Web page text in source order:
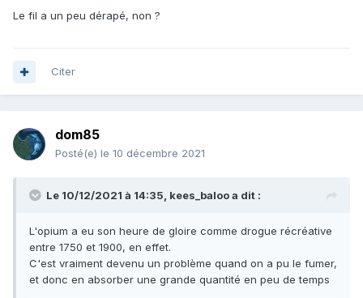
Le fil a un peu dérapé, non ?
Citer
dom85
Posté(e) le 10 décembre 2021
Le 10/12/2021 à 14:35, kees_balooa dit :
L'opium a eu son heure de gloire comme drogue récréative
entre 1750 et 1900, en effet.
C'est vraiment devenu un problème quand on a pu le fumer,
et donc en absorber une grande quantité en peu de temps